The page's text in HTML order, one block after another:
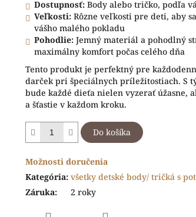
Dostupnosť: Body alebo tričko, podľa
Veľkosti: Rôzne veľkosti pre deti, aby
vášho malého pokladu
Pohodlie: Jemný materiál a pohodlný
maximálny komfort počas celého dňa
Tento produkt je perfektný pre
darček pri špeciálnych príležitostiach. S
bude každé dieťa nielen vyzerať úžasne,
a šťastie v každom kroku.
Do košíka
Možnosti doručenia
Kategória: všetky detské body/ tričká s
Záruka: 2 roky